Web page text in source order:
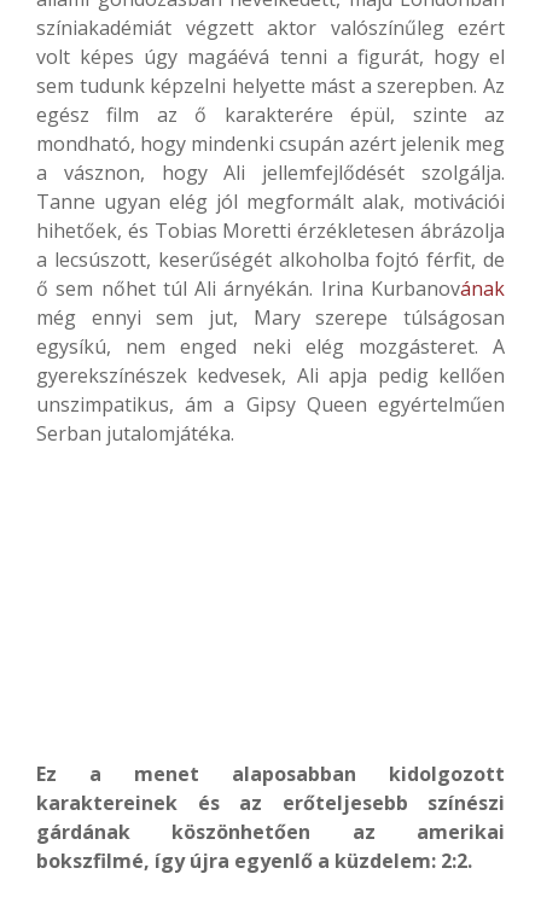
színiakadémiát végzett aktor valószínűleg ezért
volt képes úgy magáévá tenni a figurát, hogy el
sem tudunk képzelni helyette mást a szerepben. Az
egész film az ő karakterére épül, szinte az
mondható, hogy mindenki csupán azért jelenik meg
a vásznon, hogy Ali jellemfejlődését szolgálja.
Tanne ugyan elég jól megformált alak, motivációi
hihetőek, és Tobias Moretti érzékletesen ábrázolja
a lecsúszott, keserűségét alkoholba fojtó férfit, de
ő sem nőhet túl Ali árnyékán. Irina Kurbanovának
még ennyi sem jut, Mary szerepe túlságosan
egysíkú, nem enged neki elég mozgásteret. A
gyerekszínészek kedvesek, Ali apja pedig kellően
unszimpatikus, ám a Gipsy Queen egyértelműen
Serban jutalomjátéka.
Ez a menet alaposabban kidolgozott
karaktereinek és az erőteljesebb színészi
gárdának köszönhetően az amerikai
bokszfilmé, így újra egyenlő a küzdelem: 2:2.